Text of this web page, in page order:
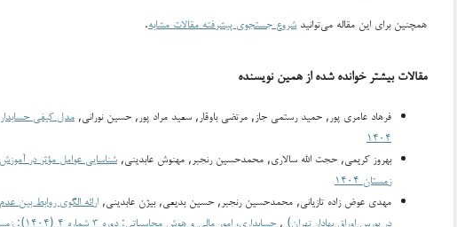
همچنین برای این مقاله می‌توانید شروع جستجوی پیشرفته مقالات مشابه.
مقالات بیشتر خوانده شده از همین نویسنده
فرهاد عامری پور, حمید رستمی جاز, مرتضی باوقار, سعید مراد پور, حسین نورانی, مدل کیفی
۱۴۰۴
بهروز کریمی, حجت الله سالاری, محمدحسین رنجبر, مهنوش عابدینی, شناسایی عوامل مؤثر در آموزش
زمستان ۱۴۰۴
مهدی عوض زاده تازیانی, محمدحسین رنجبر, حسین بدیعی, بیژن عابدینی, ارائه الگوی روابط بین
در بورس اوراق بهادار تهران) , حسابداری، امور مالی و هوش محاسباتی: دوره ۳ شماره ۴ (۱۴۰۴): زمستان ۱۴۰۴